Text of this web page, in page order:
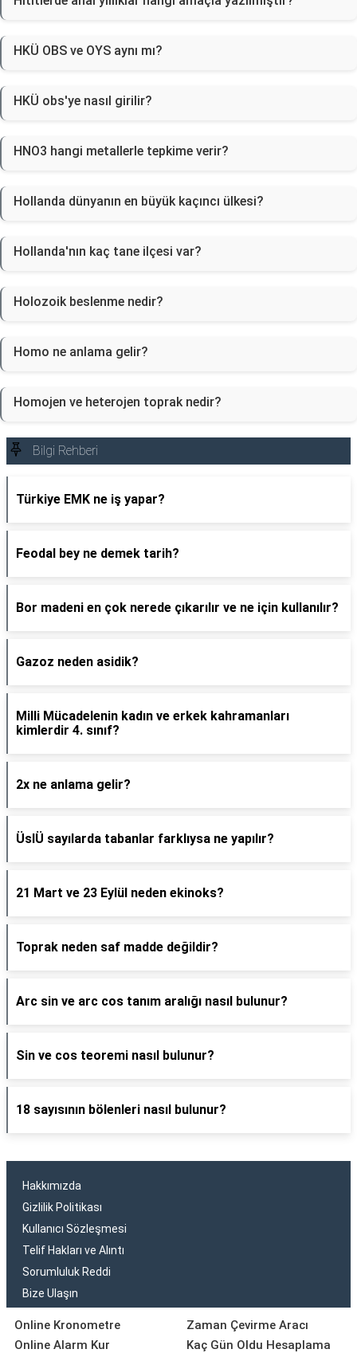
HKÜ OBS ve OYS aynı mı?
HKÜ obs'ye nasıl girilir?
HNO3 hangi metallerle tepkime verir?
Hollanda dünyanın en büyük kaçıncı ülkesi?
Hollanda'nın kaç tane ilçesi var?
Holozoik beslenme nedir?
Homo ne anlama gelir?
Homojen ve heterojen toprak nedir?
Bilgi Rehberi
Türkiye EMK ne iş yapar?
Feodal bey ne demek tarih?
Bor madeni en çok nerede çıkarılır ve ne için kullanılır?
Gazoz neden asidik?
Milli Mücadelenin kadın ve erkek kahramanları
kimlerdir 4. sınıf?
2x ne anlama gelir?
ÜslÜ sayılarda tabanlar farklıysa ne yapılır?
21 Mart ve 23 Eylül neden ekinoks?
Toprak neden saf madde değildir?
Arc sin ve arc cos tanım aralığı nasıl bulunur?
Sin ve cos teoremi nasıl bulunur?
18 sayısının bölenleri nasıl bulunur?
Hakkımızda
Gizlilik Politikası
Kullanıcı Sözleşmesi
Telif Hakları ve Alıntı
Sorumluluk Reddi
Bize Ulaşın
Online Kronometre
Online Alarm Kur
Zaman Çevirme Aracı
Kaç Gün Oldu Hesaplama